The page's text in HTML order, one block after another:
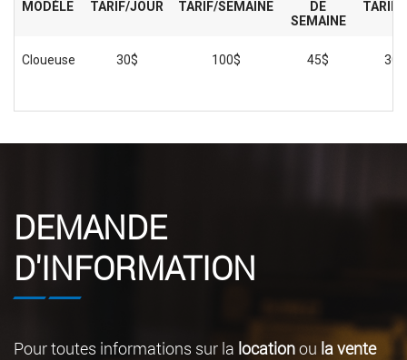
MODÈLE TARIF/JOUR TARIF/SEMAINE
DE
SEMAINE
TARIF/
Cloueuse 30$ 100$ 45$
DEMANDE
D'INFORMATION
Pour toutes informations sur la locationou la vente